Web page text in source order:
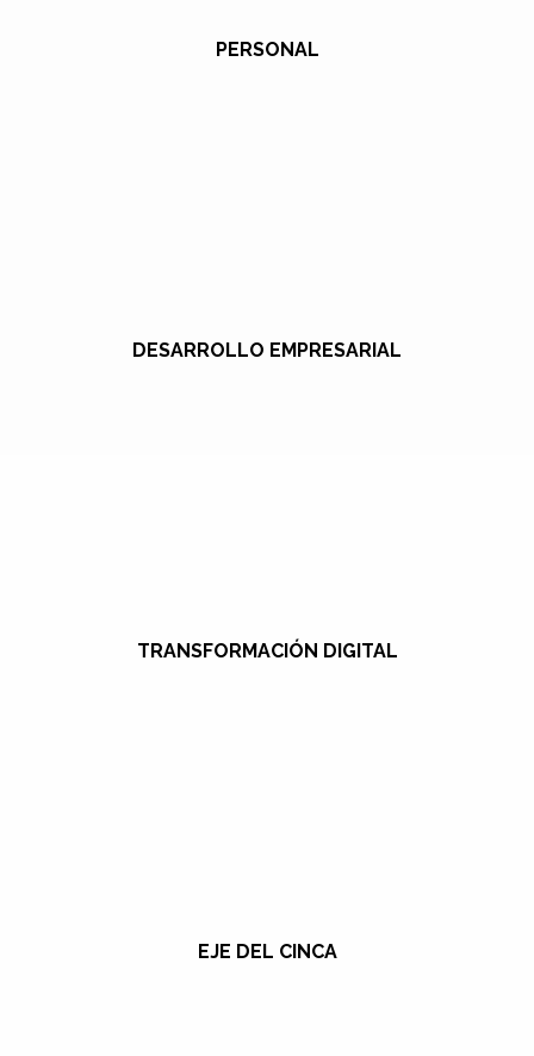
PERSONAL
DESARROLLO EMPRESARIAL
TRANSFORMACIÓN DIGITAL
EJE DEL CINCA